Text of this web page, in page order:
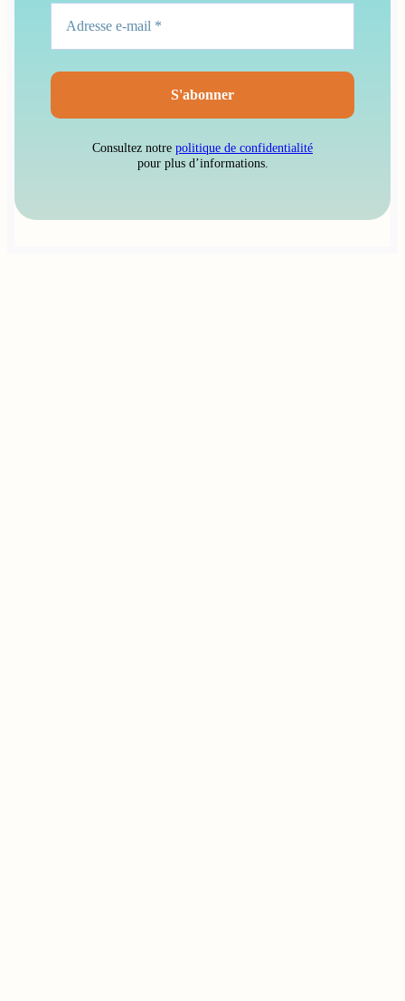
Consultez notre politique de confidentialité
pour plus d’informations.